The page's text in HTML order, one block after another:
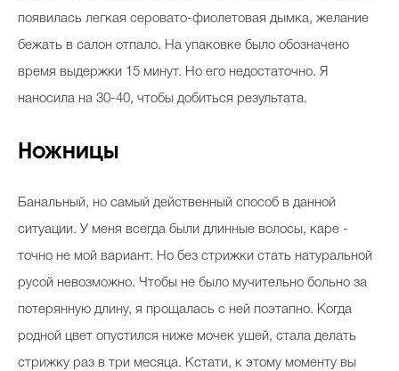
появилась легкая серовато-фиолетовая дымка, желание
бежать в салон отпало. На упаковке было обозначено
время выдержки 15 минут. Но его недостаточно. Я
наносила на 30-40, чтобы добиться результата.
Ножницы
Банальный, но самый действенный способ в данной
ситуации. У меня всегда были длинные волосы, каре -
точно не мой вариант. Но без стрижки стать натуральной
русой невозможно. Чтобы не было мучительно больно за
потерянную длину, я прощалась с ней поэтапно. Когда
родной цвет опустился ниже мочек ушей, стала делать
стрижку раз в три месяца. Кстати, к этому моменту вы